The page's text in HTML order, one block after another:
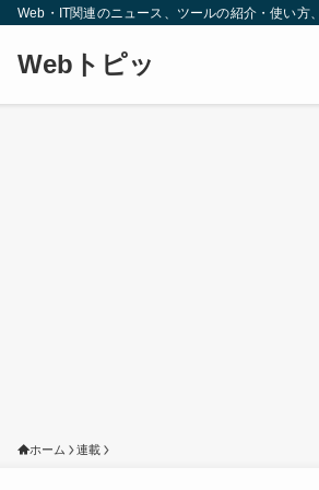
Web・IT関連のニュース、ツールの紹介・使い方
Webトピッ
ホーム 連載